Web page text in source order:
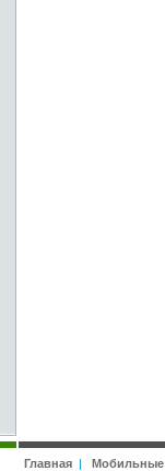
Главная|